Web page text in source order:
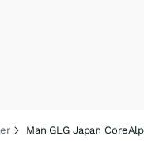
Man GLG Japan